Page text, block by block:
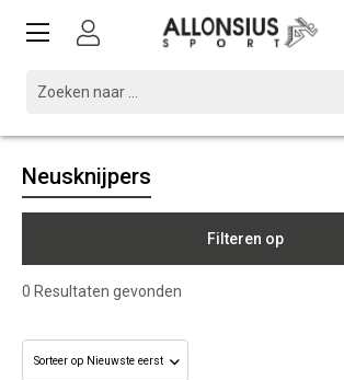
Neusknijpers
Filteren op
0 Resultaten gevonden